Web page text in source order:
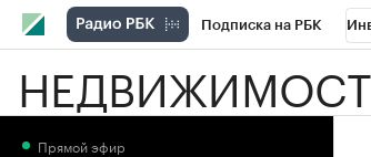
Подписка на РБК
РБК Вино Спорт
Прямой эфир